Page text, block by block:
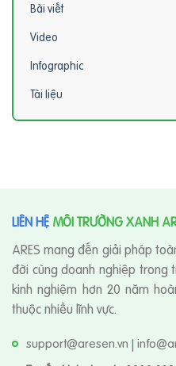
Bài viết
Video
Infographic
Tài liệu
LIÊN HỆ MÔI TRƯỜNG XANH
ARES mang đến giải pháp
đời cùng doanh nghiệp trong
kinh nghiệm hơn 20 năm
thuộc nhiều lĩnh vực.
support@aresen.vn |